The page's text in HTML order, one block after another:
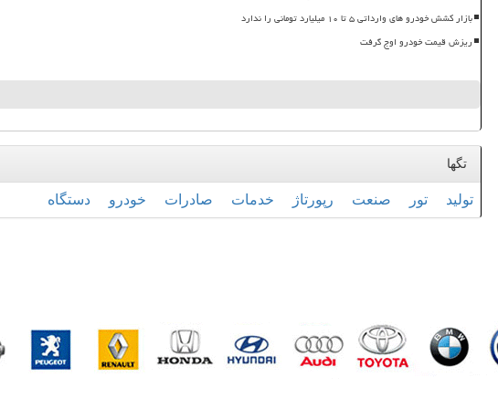
بازار کشش خودرو های وارداتی ۵ تا ۱۰ میلیارد تومانی را ندارد
ریزش قیمت خودرو اوج گرفت
تگها
تولید تور صنعت رپورتاژ خدمات صادرات خودرو دستگاه